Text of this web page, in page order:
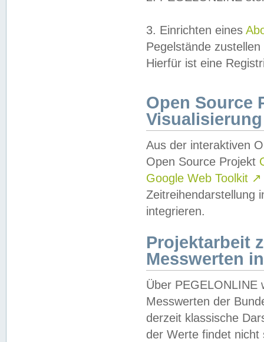
3. Einrichten eines
Pegelstände
Hierfür ist eine
Open Source
Visualisierung
Aus der interaktiven
Open Source Projekt
Google Web Toolkit ↗
Zeitreihendarstellung
integrieren.
Projektarbeit
Messwerten
Über PEGELONLINE
Messwerten der
derzeit klassische
der Werte findet